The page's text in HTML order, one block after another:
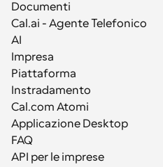
Documenti
Cal.ai - Agente Telefonico
AI
Impresa
Piattaforma
Instradamento
Cal.com Atomi
Applicazione Desktop
FAQ
API per le imprese